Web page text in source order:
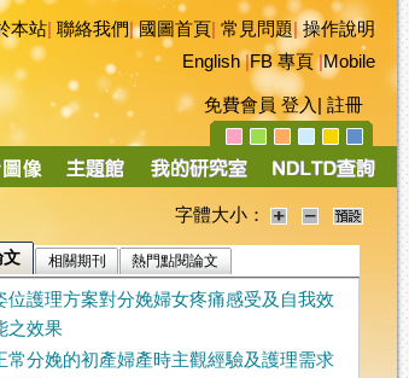
本站 聯絡我們|國圖首頁 常見問題|操作說明
English|FB 專頁|Mobile
免費會員 登入 註冊
字體大小：
文 相關期刊 熱門點閱論文
位護理方案對分娩婦女疼痛感受及自我效
之效果
常分娩的初產婦產時主觀經驗及護理需求